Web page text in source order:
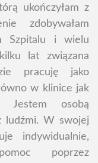
ukończyłam z
zdobywałam
Szpitalu i wielu
lat związana
pracuję jako
w klinice jak
Jestem osobą
ludźmi. W swojej
indywidualnie,
poprzez